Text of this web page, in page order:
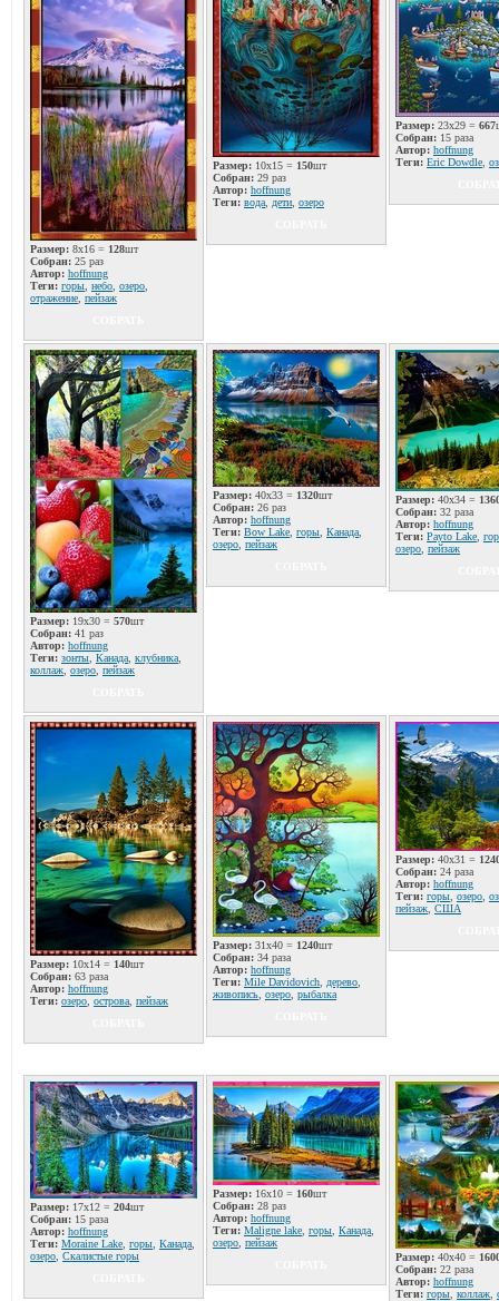
Размер: 8x16 = 128шт
Собран: 25 раз
Автор: hoffnung
Теги: горы небо озеро
отражение пейзаж
Размер: 10x15 = 150шт
Собран: 29 раз
Автор: hoffnung
Теги: вода дети озеро
Размер: 23x29 = 667
Собран: 15 раза
Автор: hoffnung
Теги: Eric Dowdle
Размер: 19x30 = 570шт
Собран: 41 раз
Автор: hoffnung
Теги: зонты Канада клубника
коллаж озеро пейзаж
Размер: 40x33 = 1320шт
Собран: 26 раз
Автор: hoffnung
Теги: Bow Lake горы Канада
озеро пейзаж
Размер: 40x34 =
Собран: 32 раза
Автор: hoffnung
Теги: Payto Lake
озеро пейзаж
Размер: 10x14 = 140шт
Собран: 63 раза
Автор: hoffnung
Теги: озеро острова пейзаж
Размер: 31x40 = 1240шт
Собран: 34 раза
Автор: hoffnung
Теги: Mile Davidovich дерево
живопись озеро рыбалка
Размер: 40x31 =
Собран: 24 раза
Автор: hoffnung
Теги: горы озеро
пейзаж США
Размер: 17x12 = 204шт
Собран: 15 раза
Автор: hoffnung
Теги: Moraine Lake горы Канада
озеро Скалистые горы
Размер: 16x10 = 160шт
Собран: 28 раз
Автор: hoffnung
Теги: Maligne lake горы Канада
озеро пейзаж
Размер: 40x40 =
Собран: 22 раза
Автор: hoffnung
Теги: горы коллаж